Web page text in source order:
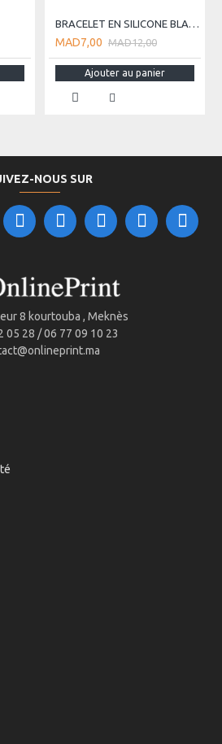
BRACELET EN SILICONE BLANC
MAD7,00 MAD12,00
Ajouter au panier
NOUS SUR
8 kourtouba , Meknès
05 28 / 06 77 09 10 23